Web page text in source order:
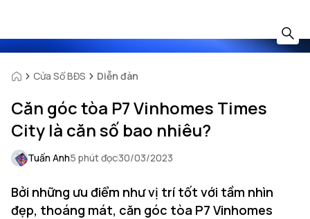
Cửa Sổ BĐS Diễn đàn
Căn góc tòa P7 Vinhomes Times
City là căn số bao nhiêu?
Tuấn Anh5 phút đọc30/03/2023
Bởi những ưu điểm như vị trí tốt với tầm nhìn
đẹp, thoáng mát, căn góc tòa P7 Vinhomes